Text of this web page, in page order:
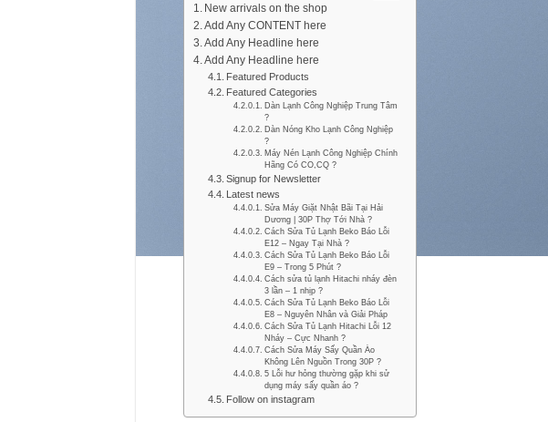
New arrivals on the shop
Add Any CONTENT here
Add Any Headline here
Add Any Headline here
Featured Products
Featured Categories
Dàn Lạnh Công Nghiệp Trung Tâm
?
Dàn Nóng Kho Lạnh Công Nghiệp
?
Máy Nén Lạnh Công Nghiệp Chính
Hãng Có CO,CQ ?
Signup for Newsletter
Latest news
Sửa Máy Giặt Nhật Bãi Tại Hải
Dương | 30P Thợ Tới Nhà ?
Cách Sửa Tủ Lạnh Beko Báo Lỗi
E12 – Ngay Tại Nhà ?
Cách Sửa Tủ Lạnh Beko Báo Lỗi
E9 – Trong 5 Phút ?
Cách sửa tủ lạnh Hitachi nháy đèn
3 lần – 1 nhịp ?
Cách Sửa Tủ Lạnh Beko Báo Lỗi
E8 – Nguyên Nhân và Giải Pháp
Cách Sửa Tủ Lạnh Hitachi Lỗi 12
Nháy – Cực Nhanh ?
Cách Sửa Máy Sấy Quần Áo
Không Lên Nguồn Trong 30P ?
5 Lỗi hư hỏng thường gặp khi sử
dụng máy sấy quần áo ?
Follow on instagram